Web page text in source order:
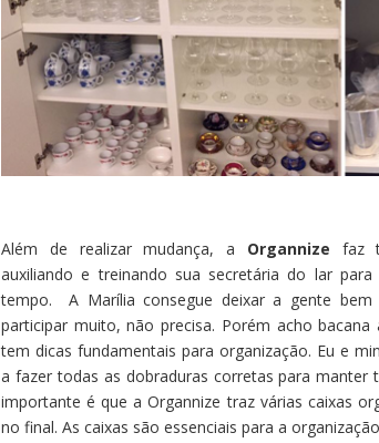
Além de realizar mudança, a Organnize faz
auxiliando e treinando sua secretária do lar
tempo. A Marília consegue deixar a gente
participar muito, não precisa. Porém acho
tem dicas fundamentais para organização. Eu e
a fazer todas as dobraduras corretas para
importante é que a Organnize traz várias caixas
no final. As caixas são essenciais para a